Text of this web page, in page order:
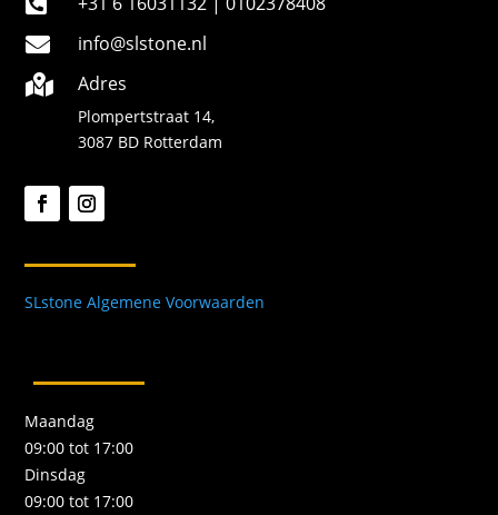

info@slstone.nl

Adres
Plompertstraat 14,
3087 BD Rotterdam
SLstone Algemene Voorwaarden
Maandag
09:00 tot 17:00
Dinsdag
09:00 tot 17:00